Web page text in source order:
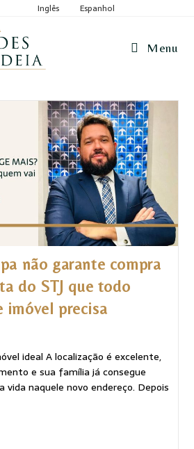
Inglês Espanhol
Menu
não garante compra
do STJ que todo
imóvel precisa
ideal A localização é excelente,
e sua família já consegue
vida naquele novo endereço. Depois